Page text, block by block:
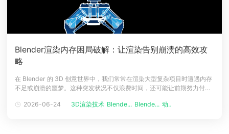
Blender渲染内存困局破解：让渲染告别崩溃的高效攻
略
在 Blender 的 3D 创意世界中，我们常常在渲染大型复杂项目时遭遇内存
不足或崩溃的噩梦。这种突发状况不仅浪费时间，还可能让前期努力付诸
略，助你轻松突破内存瓶颈。一、Blender 渲染崩溃或内存不足的原因剖
2026-06-24 3D渲染技术 Blende... Blende... 动画渲染